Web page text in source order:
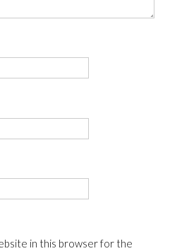
in this browser for the